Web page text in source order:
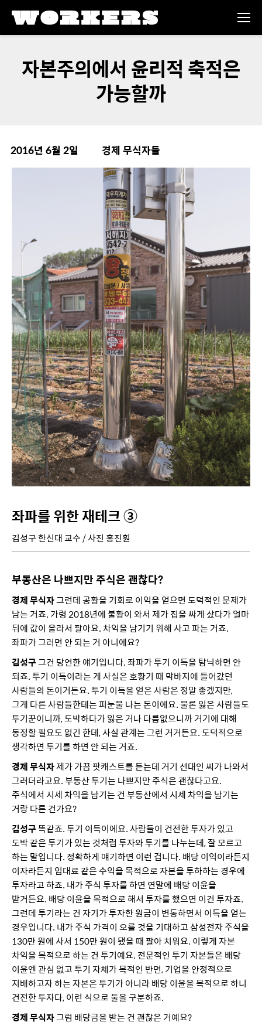
자본주의에서 윤리적 축적은
가능할까
2016년 6월 2일 경제 무식자들
좌파를 위한 재테크 ③
김성구 한신대 교수 / 사진 홍진훤
부동산은 나쁘지만 주식은 괜찮다?
경제 무식자그런데 공황을 기회로 이익을 얻으면 도덕적인 문제가
남는 거죠. 가령 2018년에 불황이 와서 제가 집을 싸게 샀다가 얼마
뒤에 값이 올라서 팔아요. 차익을 남기기 위해 사고 파는 거죠.
좌파가 그러면 안 되는 거 아니에요?
김성구그건 당연한 얘기입니다. 좌파가 투기 이득을 탐닉하면 안
되죠. 투기 이득이라는 게 사실은 호황기 때 막바지에 들어갔던
사람들의 돈이거든요. 투기 이득을 얻은 사람은 정말 좋겠지만,
그게 다른 사람들한테는 피눈물 나는 돈이에요. 물론 잃은 사람들도
투기꾼이니까, 도박하다가 잃은 거나 다름없으니까 거기에 대해
동정할 필요도 없긴 한데, 사실 관계는 그런 거거든요. 도덕적으로
생각하면 투기를 하면 안 되는 거죠.
경제 무식자제가 가끔 팟캐스트를 듣는데 거기 선대인 씨가 나와서
그러더라고요. 부동산 투기는 나쁘지만 주식은 괜찮다고요.
주식에서 시세 차익을 남기는 건 부동산에서 시세 차익을 남기는
거랑 다른 건가요?
김성구똑같죠. 투기 이득이에요. 사람들이 건전한 투자가 있고
도박 같은 투기가 있는 것처럼 투자와 투기를 나누는데, 잘 모르고
하는 말입니다. 정확하게 얘기하면 이런 겁니다. 배당 이익이라든지
이자라든지 임대료 같은 수익을 목적으로 자본을 투하하는 경우에
투자라고 하죠. 내가 주식 투자를 하면 연말에 배당 이윤을
받거든요. 배당 이윤을 목적으로 해서 투자를 했으면 이건 투자죠.
그런데 투기라는 건 자기가 투자한 원금이 변동하면서 이득을 얻는
경우입니다. 내가 주식 가격이 오를 것을 기대하고 삼성전자 주식을
130만 원에 사서 150만 원이 됐을 때 팔아 치워요. 이렇게 자본
차익을 목적으로 하는 건 투기예요. 전문적인 투기 자본들은 배당
이윤엔 관심 없고 투기 자체가 목적인 반면, 기업을 안정적으로
지배하고자 하는 자본은 투기가 아니라 배당 이윤을 목적으로 하니
건전한 투자다, 이런 식으로 둘을 구분하죠.
경제 무식자그럼 배당금을 받는 건 괜찮은 거예요?